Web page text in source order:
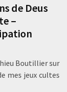
de Deus
–
Boutillier sur
mes jeux cultes